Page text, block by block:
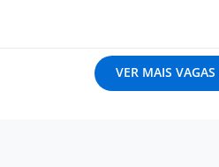
VER MAIS VAGAS